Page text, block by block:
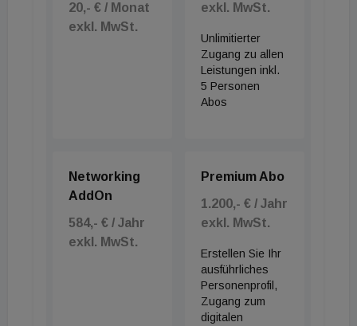
20,- € / Monat
exkl. MwSt.
exkl. MwSt.
Unlimitierter
Zugang zu allen
Leistungen inkl.
5 Personen
Abos
Networking
AddOn
584,- € / Jahr
exkl. MwSt.
Premium Abo
1.200,- € / Jahr
exkl. MwSt.
Erstellen Sie Ihr
ausführliches
Personenprofil,
Zugang zum
digitalen